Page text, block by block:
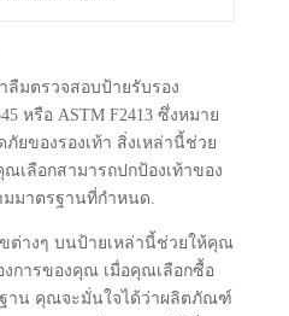
กันเท้าจากความร้อนและของ
มาะสำหรับการทำงานที่
ยวข้องกับไฟฟ้า
ลืมตรวจสอบป้ายรับรอง
หรือ ASTM F2413 ซึ่งหมาย
ยของรองเท้า สิ่งเหล่านี้ช่วย